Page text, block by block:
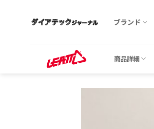
ブランド
商品詳細